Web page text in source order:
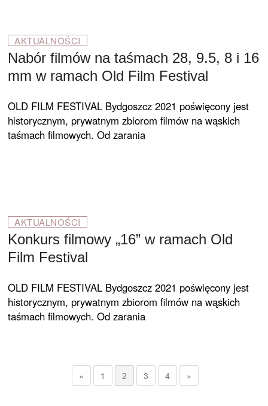
AKTUALNOŚCI
Nabór filmów na taśmach 28, 9.5, 8 i 16
mm w ramach Old Film Festival
OLD FILM FESTIVAL Bydgoszcz 2021 poświęcony jest
historycznym, prywatnym zbiorom filmów na wąskich
taśmach filmowych. Od zarania
AKTUALNOŚCI
Konkurs filmowy „16” w ramach Old
Film Festival
OLD FILM FESTIVAL Bydgoszcz 2021 poświęcony jest
historycznym, prywatnym zbiorom filmów na wąskich
taśmach filmowych. Od zarania
« 1 2 3 4 »